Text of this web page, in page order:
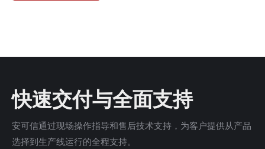
快速交付与全面支持
安可信通过现场操作指导和售后技术支持，为客户提供从产品
选择到生产线运行的全程支持。